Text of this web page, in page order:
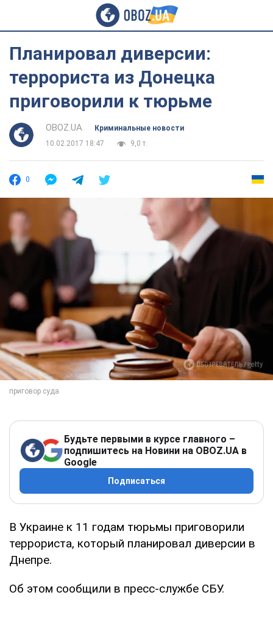
Планировал диверсии:
террориста из Донецка
приговорили к тюрьме
OBOZ.UA
Криминальные новости
10.02.2017 18:47
9,0 т.
0
Будьте первыми в курсе главного –
подпишитесь на Новини на OBOZ.UA в
Google
Подписаться
В Украине к 11 годам тюрьмы приговорили
террориста, который планировал диверсии в
Днепре.
Об этом сообщили в пресс-службе СБУ.